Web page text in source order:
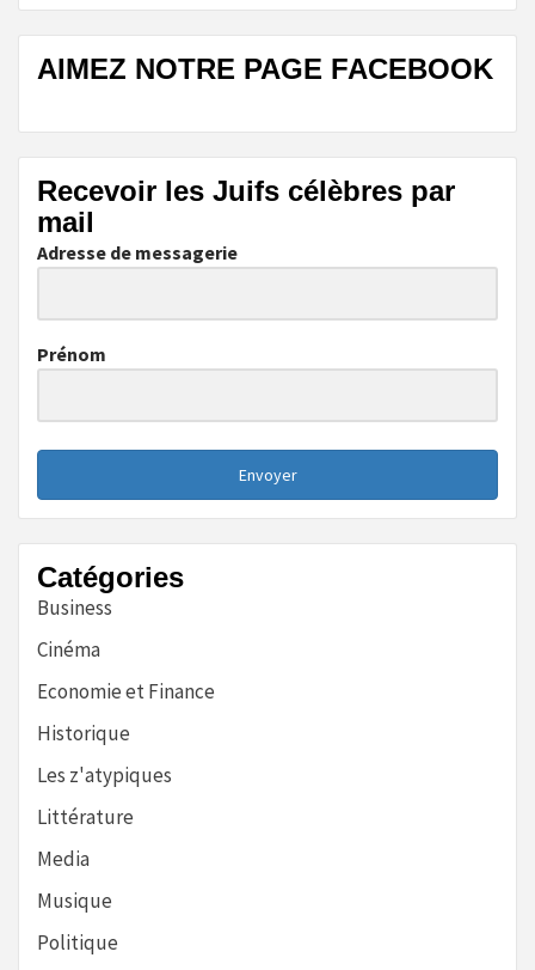
AIMEZ NOTRE PAGE FACEBOOK
Recevoir les Juifs célèbres par
mail
Adresse de messagerie
Prénom
Envoyer
Catégories
Business
Cinéma
Economie et Finance
Historique
Les z'atypiques
Littérature
Media
Musique
Politique